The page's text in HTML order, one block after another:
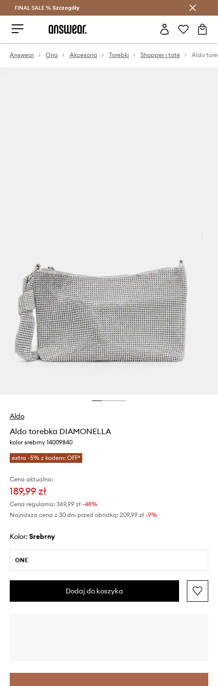
Oszczędzaj z Answear Club >
FINAL SALE % Szczegóły
Answear Ona Akcesoria Torebki Shopper i tote Aldo
Aldo
Aldo torebka DIAMONELLA
kolor srebrny 14009840
extra -5% z kodem: OFF*
Cena aktualna:
189,99 zł
Cena regularna: 369,99 zł -48%
Najniższa cena z 30 dni przed obniżką: 209,99 zł -9%
Kolor: srebrny
ONE
Dodaj do koszyka